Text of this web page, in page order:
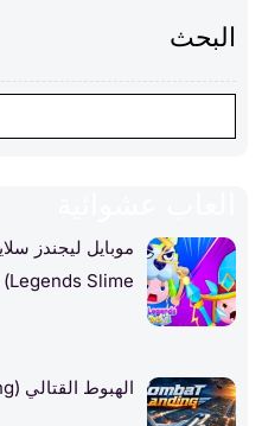
البحث
Legends Slime)
الهبوط القتالي (Combat Landing)